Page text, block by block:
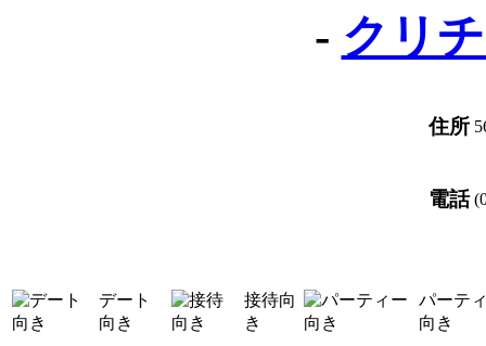
- クリ
住所
電話
デート
向き
接待向
き
パーテ
向き